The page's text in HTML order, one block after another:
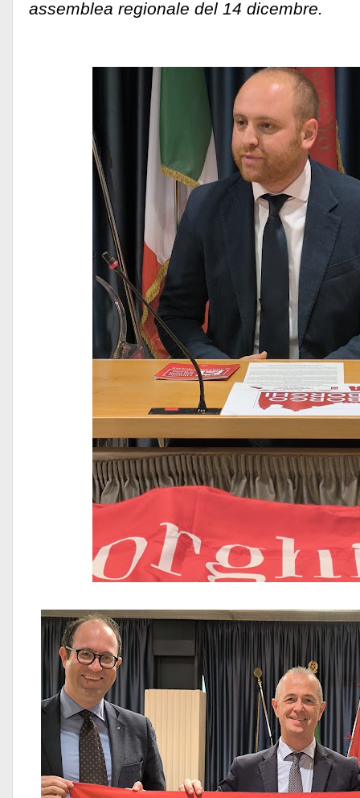
assemblea regionale del 14 dicembre.